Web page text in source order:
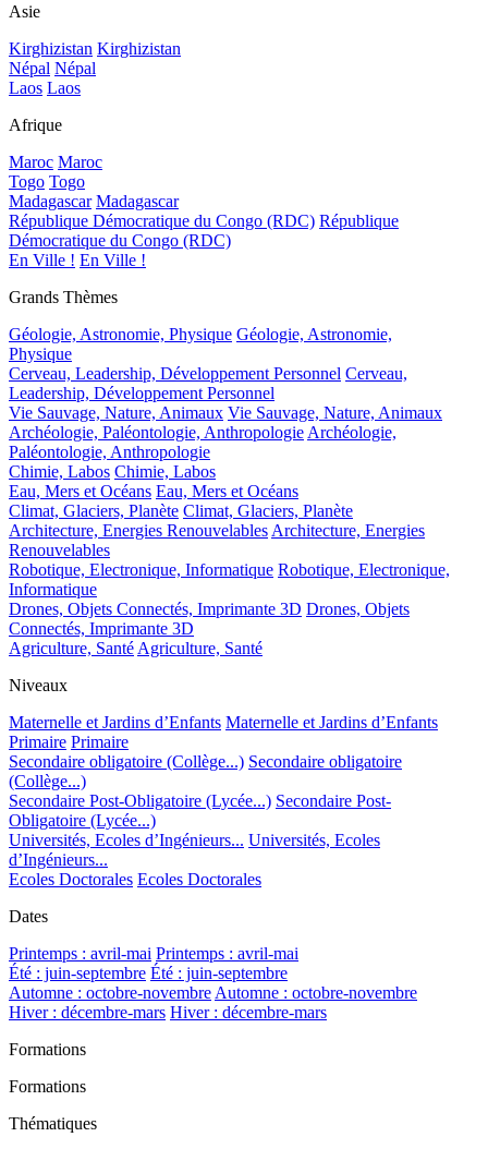
Asie
Kirghizistan Kirghizistan
Népal Népal
Laos Laos
Afrique
Maroc Maroc
Togo Togo
Madagascar Madagascar
République Démocratique du Congo (RDC) République
Démocratique du Congo (RDC)
En Ville ! En Ville !
Grands Thèmes
Géologie, Astronomie, Physique Géologie, Astronomie,
Physique
Cerveau, Leadership, Développement Personnel Cerveau,
Leadership, Développement Personnel
Vie Sauvage, Nature, Animaux Vie Sauvage, Nature, Animaux
Archéologie, Paléontologie, Anthropologie Archéologie,
Paléontologie, Anthropologie
Chimie, Labos Chimie, Labos
Eau, Mers et Océans Eau, Mers et Océans
Climat, Glaciers, Planète Climat, Glaciers, Planète
Architecture, Energies Renouvelables Architecture, Energies
Renouvelables
Robotique, Electronique, Informatique Robotique, Electronique,
Informatique
Drones, Objets Connectés, Imprimante 3D Drones, Objets
Connectés, Imprimante 3D
Agriculture, Santé Agriculture, Santé
Niveaux
Maternelle et Jardins d’Enfants Maternelle et Jardins d’Enfants
Primaire Primaire
Secondaire obligatoire (Collège...) Secondaire obligatoire
(Collège...)
Secondaire Post-Obligatoire (Lycée...) Secondaire Post-
Obligatoire (Lycée...)
Universités, Ecoles d’Ingénieurs... Universités, Ecoles
d’Ingénieurs...
Ecoles Doctorales Ecoles Doctorales
Dates
Printemps : avril-mai Printemps : avril-mai
Été : juin-septembre Été : juin-septembre
Automne : octobre-novembre Automne : octobre-novembre
Hiver : décembre-mars Hiver : décembre-mars
Formations
Formations
Thématiques